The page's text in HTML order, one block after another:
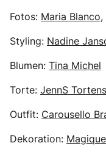
Fotos: Maria Blanco,
Styling: Nadine
Blumen: Tina Michel
Torte: JennS
Outfit: Carousello
Dekoration: